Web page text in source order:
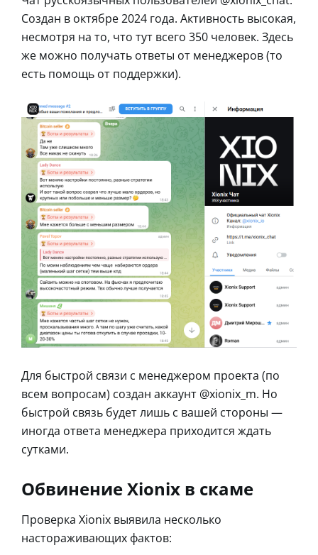
Создан в октябре 2024 года. Активность высокая,
несмотря на то, что тут всего 350 человек. Здесь
же можно получать ответы от менеджеров (то
есть помощь от поддержки).
Для быстрой связи с менеджером проекта (по
всем вопросам) создан аккаунт @xionix_m. Но
быстрой связь будет лишь с вашей стороны —
иногда ответа менеджера приходится ждать
сутками.
Обвинение Xionix в скаме
Проверка Xionix выявила несколько
настораживающих фактов: